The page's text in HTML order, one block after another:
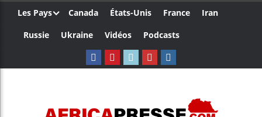
Les Pays Canada États-Unis France
Iran
Russie
Ukraine Vidéos Podcasts